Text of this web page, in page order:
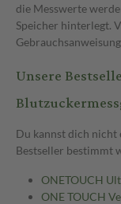
die Messwerte
Speicher hinterlegt.
Unsere
Du kannst dich nicht
Bestseller bestimmt
ONETOUCH
ONE TOUCH